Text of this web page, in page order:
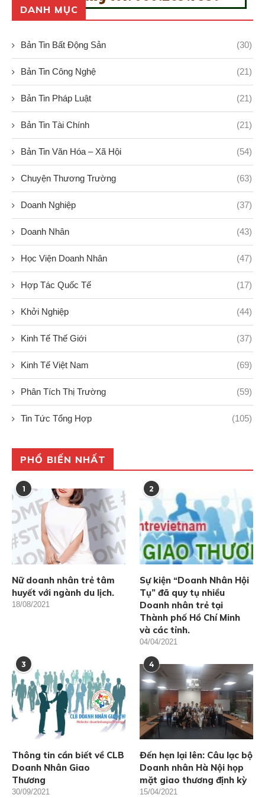
DANH MỤC
Bản Tin Bất Động Sản (30)
Bản Tin Công Nghệ (21)
Bản Tin Pháp Luật (21)
Bản Tin Tài Chính (21)
Bản Tin Văn Hóa – Xã Hội (54)
Chuyện Thương Trường (63)
Doanh Nghiệp (37)
Doanh Nhân (43)
Học Viện Doanh Nhân (47)
Hợp Tác Quốc Tế (17)
Khởi Nghiệp (44)
Kinh Tế Thế Giới (37)
Kinh Tế Việt Nam (69)
Phân Tích Thị Trường (59)
Tin Tức Tổng Hợp (105)
PHỔ BIẾN NHẤT
1
Nữ doanh nhân trẻ tâm
huyết với ngành du lịch.
18/08/2021
2
Sự kiện “Doanh Nhân Hội
Tụ” đã quy tụ nhiều
Doanh nhân trẻ tại
Thành phố Hồ Chí Minh
và các tỉnh.
04/04/2021
3
Thông tin cần biết về CLB
Doanh Nhân Giao
Thương
30/09/2021
4
Đến hẹn lại lên: Câu lạc bộ
Doanh nhân Hà Nội họp
mặt giao thương định kỳ
15/04/2021